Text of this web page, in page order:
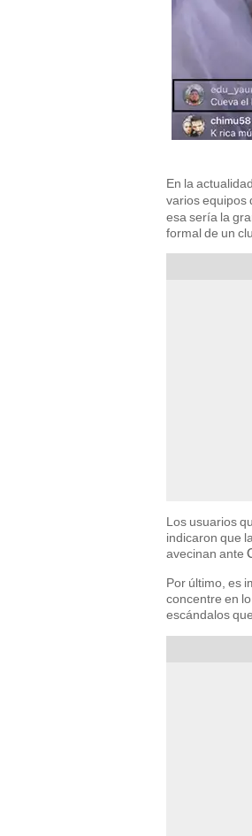
En la
varios equipos
esa sería la
formal de un
Los usuarios
indicaron que
avecinan ante
Por último, es
concentre en
escándalos